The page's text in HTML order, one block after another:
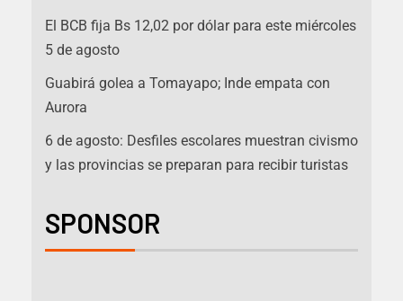
El BCB fija Bs 12,02 por dólar para este miércoles
5 de agosto
Guabirá golea a Tomayapo; Inde empata con
Aurora
6 de agosto: Desfiles escolares muestran civismo
y las provincias se preparan para recibir turistas
SPONSOR